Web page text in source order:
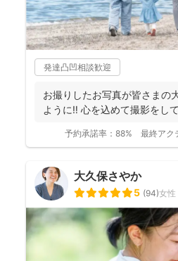
発達凸凹相談歓迎
お撮りしたお写真が皆さまの
ように‼︎ 心を込めて撮影をし
予約承諾率： 88% 最終アク
大久保さやか
5 (94)女性